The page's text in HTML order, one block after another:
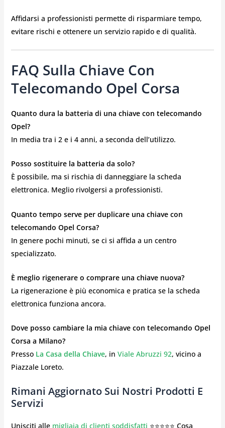
Affidarsi a professionisti permette di risparmiare tempo,
evitare rischi e ottenere un servizio rapido e di qualità.
FAQ Sulla Chiave Con
Telecomando Opel Corsa
Quanto dura la batteria di una chiave con telecomando
Opel?
In media tra i 2 e i 4 anni, a seconda dell’utilizzo.
Posso sostituire la batteria da solo?
È possibile, ma si rischia di danneggiare la scheda
elettronica. Meglio rivolgersi a professionisti.
Quanto tempo serve per duplicare una chiave con
telecomando Opel Corsa?
In genere pochi minuti, se ci si affida a un centro
specializzato.
È meglio rigenerare o comprare una chiave nuova?
La rigenerazione è più economica e pratica se la scheda
elettronica funziona ancora.
Dove posso cambiare la mia chiave con telecomando Opel
Corsa a Milano?
Presso La Casa della Chiave, in Viale Abruzzi 92, vicino a
Piazzale Loreto.
Rimani Aggiornato Sui Nostri Prodotti E
Servizi
Unisciti alle migliaia di clienti soddisfatti ⭐⭐⭐⭐⭐ Cosa